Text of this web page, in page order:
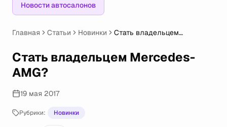
Новости автосалонов
Главная Статьи Новинки
Стать владельцем
Стать владельцем Mercedes-
AMG?
19 мая 2017
Рубрики: Новинки